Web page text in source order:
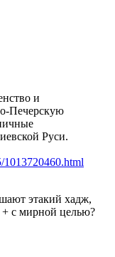
и
Печерскую
Руси.
1013720460.html
этакий хадж,
с мирной целью?